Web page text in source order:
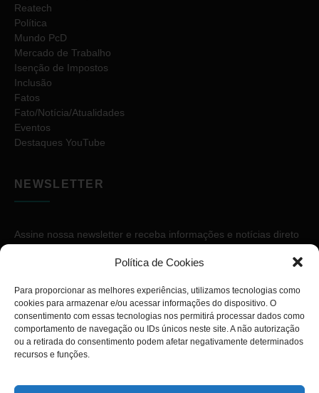
Política de Cookies
Para proporcionar as melhores experiências, utilizamos tecnologias como
cookies para armazenar e/ou acessar informações do dispositivo. O
consentimento com essas tecnologias nos permitirá processar dados como
comportamento de navegação ou IDs únicos neste site. A não autorização
ou a retirada do consentimento podem afetar negativamente determinados
recursos e funções.
Reatech
Política
Mundo PcD
Mercado de Trabalho
Isenção de Impostos
Inclusão
Fatos
Fato/Notícia/Atualidades
Eventos
Destaques YouTube
NEWSLETTER
Assine nossa newsletter e receba informações e notícias direto